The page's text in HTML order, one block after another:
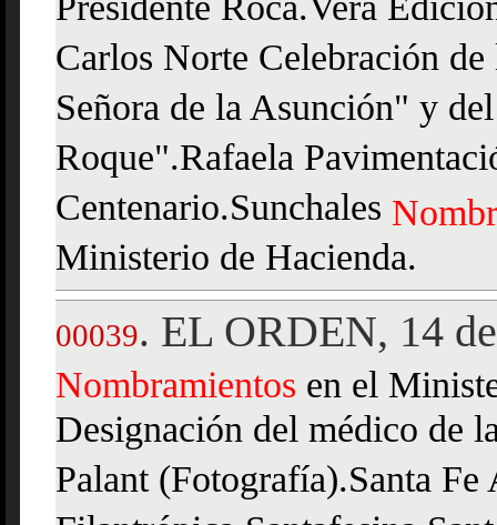
Presidente Roca.Vera
Carlos Norte Celebración
Señora de la Asunción" y
Roque".Rafaela
Centenario.Sunchales
Ministerio de Hacienda.
00039. EL ORDEN, 14
Nombramientos en el
Designación del médico de
Palant (Fotografía).Santa